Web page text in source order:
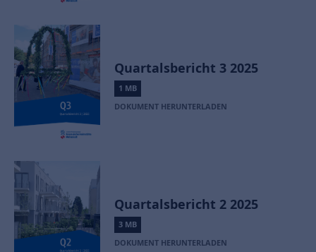
Quartalsbericht 3 2025
1 MB
DOKUMENT HERUNTERLADEN
Quartalsbericht 2 2025
3 MB
DOKUMENT HERUNTERLADEN